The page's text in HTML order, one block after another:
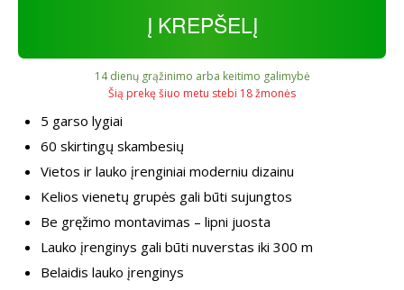
Į KREPŠELĮ
14 dienų grąžinimo arba keitimo galimybė
Šią prekę šiuo metu stebi 18 žmonės
5 garso lygiai
60 skirtingų skambesių
Vietos ir lauko įrenginiai moderniu dizainu
Kelios vienetų grupės gali būti sujungtos
Be gręžimo montavimas – lipni juosta
Lauko įrenginys gali būti nuverstas iki 300 m
Belaidis lauko įrenginys